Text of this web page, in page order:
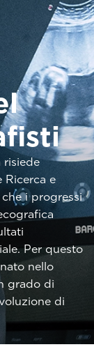
Ricerca e
i progressi
Per questo
nello
grado di
di